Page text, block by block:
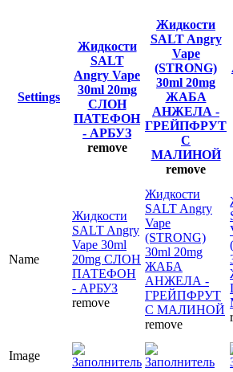
Settings
Жидкости
SALT
Angry Vape
30ml 20mg
СЛОН
ПАТЕФОН
- АРБУЗ
remove
Жидкости
SALT Angry
Vape
(STRONG)
30ml 20mg
ЖАБА
АНЖЕЛА -
ГРЕЙПФРУТ
С
МАЛИНОЙ
remove
Name
Жидкости
SALT Angry
Vape 30ml
20mg СЛОН
ПАТЕФОН
- АРБУЗ
remove
Жидкости
SALT Angry
Vape
(STRONG)
30ml 20mg
ЖАБА
АНЖЕЛА -
ГРЕЙПФРУТ
С МАЛИНОЙ
remove
Image